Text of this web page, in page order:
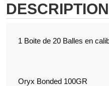
DESCRIPTION
1 Boite de 20 Balles en
Oryx Bonded 100GR